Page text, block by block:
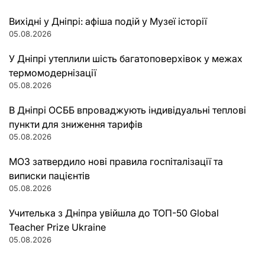
Вихідні у Дніпрі: афіша подій у Музеї історії
05.08.2026
У Дніпрі утеплили шість багатоповерхівок у межах
термомодернізації
05.08.2026
В Дніпрі ОСББ впроваджують індивідуальні теплові
пункти для зниження тарифів
05.08.2026
МОЗ затвердило нові правила госпіталізації та
виписки пацієнтів
05.08.2026
Учителька з Дніпра увійшла до ТОП-50 Global
Teacher Prize Ukraine
05.08.2026